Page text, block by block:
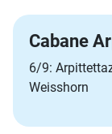
Cabane
6/9:
Weisshorn